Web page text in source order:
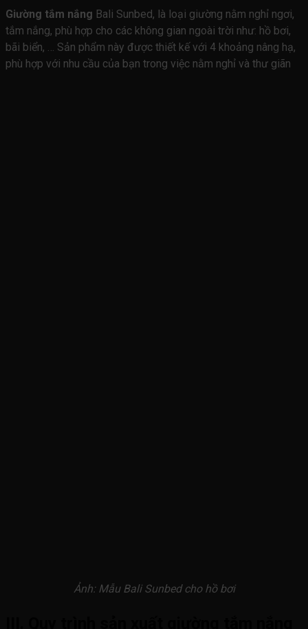
Giường tắm nắng Bali Sunbed, là loại giường nằm nghỉ ngơi,
tắm nắng, phù hợp cho các không gian ngoài trời như: hồ bơi,
bãi biển, … Sản phẩm này được thiết kế với 4 khoảng nâng hạ,
phù hợp với nhu cầu của bạn trong việc nằm nghỉ và thư giãn
Ảnh: Mẫu Bali Sunbed cho hồ bơi